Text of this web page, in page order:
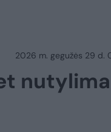
2026 m. gegužės 29 d.
nutylima